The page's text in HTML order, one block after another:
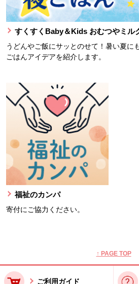
すくすくBaby＆Kids おむつやミル
うどんやご飯にサッとのせて！暑い夏に
ごはんアイデアを紹介します。
福祉のカンパ
寄付にご協力ください。
↑ PAGE TOP
ご利用ガイド